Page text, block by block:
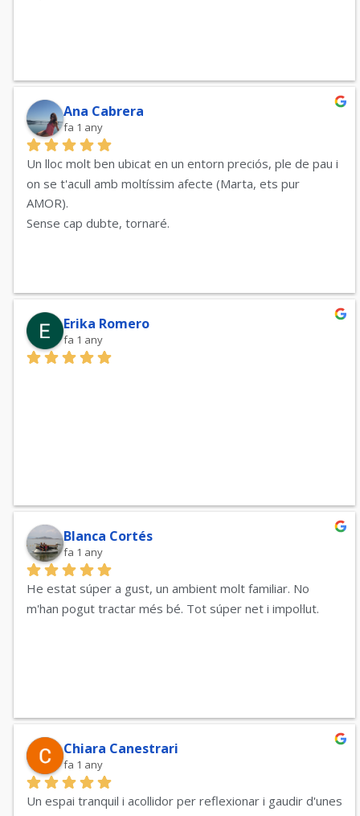
Ana Cabrera
fa 1 any
Un lloc molt ben ubicat en un entorn preciós, ple de pau i
on se t'acull amb moltíssim afecte (Marta, ets pur
AMOR).
Sense cap dubte, tornaré.
Erika Romero
fa 1 any
Blanca Cortés
fa 1 any
He estat súper a gust, un ambient molt familiar. No
m'han pogut tractar més bé. Tot súper net i impol·lut.
Chiara Canestrari
fa 1 any
Un espai tranquil i acollidor per reflexionar i gaudir d'unes